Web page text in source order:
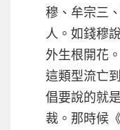
穆、牟宗三
人。如錢穆
外生根開花。
這類型流亡
倡要說的就
裁。那時候